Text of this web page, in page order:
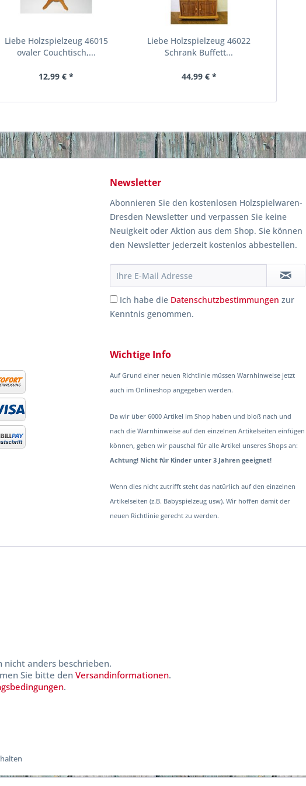
Liebe Holzspielzeug 46015
ovaler Couchtisch,...
12,99 € *
Liebe Holzspielzeug 46022
Schrank Buffett...
44,99 € *
Newsletter
Abonnieren Sie den kostenlosen Holzspielwaren-
Dresden Newsletter und verpassen Sie keine
Neuigkeit oder Aktion aus dem Shop. Sie können
den Newsletter jederzeit kostenlos abbestellen.
Ich habe die Datenschutzbestimmungen zur
Kenntnis genommen.
Wichtige Info
Auf Grund einer neuen Richtlinie müssen Warnhinweise jetzt
auch im Onlineshop angegeben werden.
Da wir über 6000 Artikel im Shop haben und bloß nach und
nach die Warnhinweise auf den einzelnen Artikelseiten einfügen
können, geben wir pauschal für alle Artikel unseres Shops an:
Achtung! Nicht für Kinder unter 3 Jahren geeignet!
Wenn dies nicht zutrifft steht das natürlich auf den einzelnen
Artikelseiten (z.B. Babyspielzeug usw). Wir hoffen damit der
neuen Richtlinie gerecht zu werden.
nicht anders beschrieben.
Sie bitte den Versandinformationen.
.